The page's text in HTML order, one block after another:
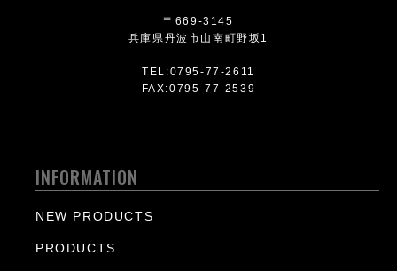
〒669-3145
兵庫県丹波市山南町野坂1
TEL:0795-77-2611
FAX:0795-77-2539
INFORMATION
NEW PRODUCTS
PRODUCTS